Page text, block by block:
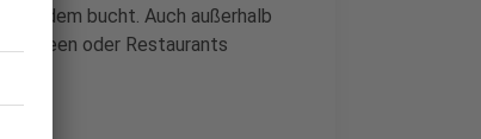
bucht. Auch außerhalb
Museen oder Restaurants